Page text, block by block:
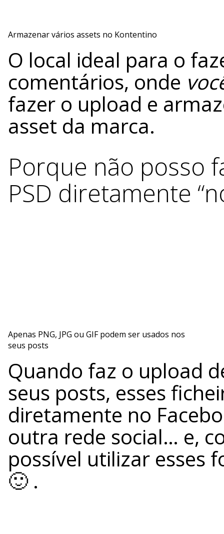
Armazenar vários assets no Kontentino
O local ideal para o
comentários, onde
fazer o upload e
asset da marca.
Porque não posso
PSD diretamente
Apenas PNG, JPG ou GIF podem ser usados nos
seus posts
Quando faz o upload
seus posts, esses
diretamente no
outra rede social… e,
possível utilizar esses
🙂 .